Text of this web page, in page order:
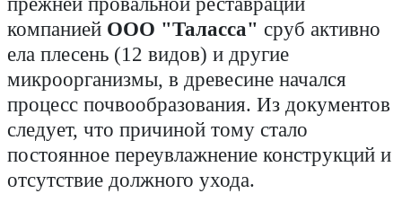
компанией ООО "Таласса" сруб активно
ела плесень (12 видов) и другие
микроорганизмы, в древесине начался
процесс почвообразования. Из документов
следует, что причиной тому стало
постоянное переувлажнение конструкций и
отсутствие должного ухода.